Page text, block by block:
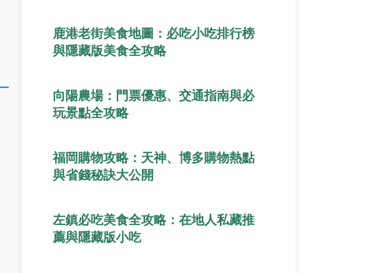
鹿港老街美食地圖：必吃小吃排行榜
與隱藏版美食全攻略
向陽農場：門票優惠、交通指南與必
玩景點全攻略
福岡購物攻略：天神、博多購物熱點
與省錢秘訣大公開
左鎮必吃美食全攻略：在地人私藏推
薦與隱藏版小吃